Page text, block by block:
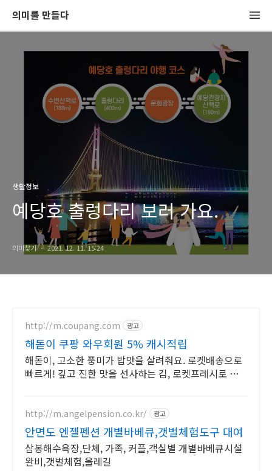
의미를 만들다
생활정보
예당호 출렁다리 보러 가요.
의미찾기 2021. 12. 11. 15:24
http://m.coupang.com 광고
해돋이 쿠팡 와우회원 5% 캐시적립
해돋이, 고소한 풍미가 밥맛을 살려줘요. 로켓배송으로
빠르게! 깊고 진한 맛을 선사하는 김, 로켓프레시로 매
http://m.angelpension.co.kr/ 광고
안면도 엔젤펜션 개별바베큐,갯벌체험도구 대여
삼봉해수욕장,단체, 가족, 커플,객실별 개별바베큐시설
완비,갯벌체험,올레길